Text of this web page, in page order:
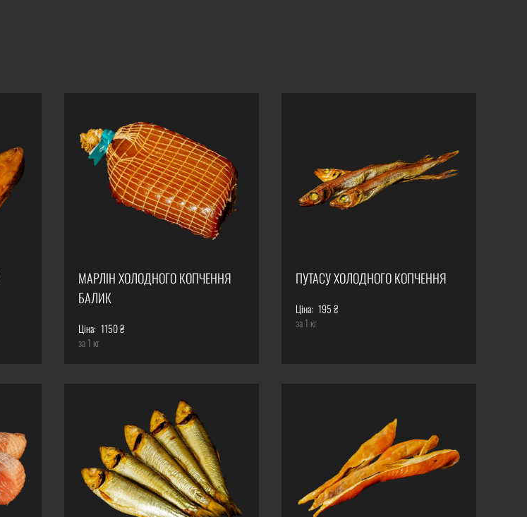
МАРЛІН ХОЛОДНОГО КОПЧЕННЯ
БАЛИК
Ціна: 1150 ₴
за 1 кг
ПУТАСУ ХОЛОДНОГО КОПЧЕННЯ
Ціна: 195 ₴
за 1 кг